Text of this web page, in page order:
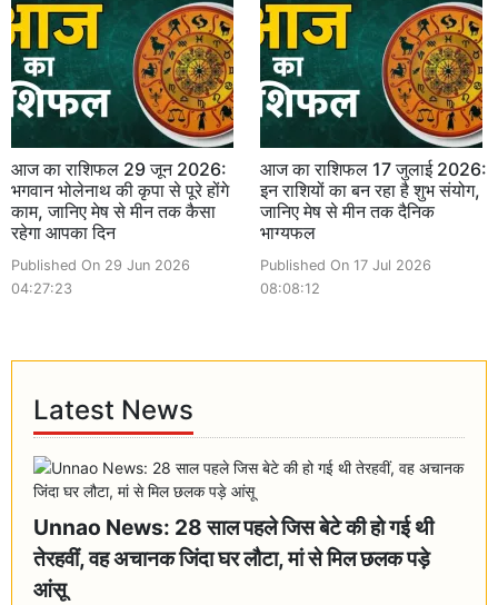
आज का राशिफल 29 जून 2026:
भगवान भोलेनाथ की कृपा से पूरे होंगे
काम, जानिए मेष से मीन तक कैसा
रहेगा आपका दिन
Published On 29 Jun 2026
04:27:23
आज का राशिफल 17 जुलाई 2026:
इन राशियों का बन रहा है शुभ संयोग,
जानिए मेष से मीन तक दैनिक
भाग्यफल
Published On 17 Jul 2026
08:08:12
Latest News
Unnao News: 28 साल पहले जिस बेटे की हो गई थी
तेरहवीं, वह अचानक जिंदा घर लौटा, मां से मिल छलक पड़े
आंसू